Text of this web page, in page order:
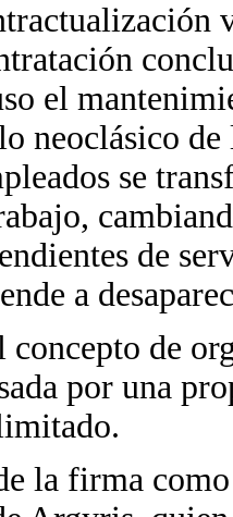
el
neoclásico
se
de
a
concepto de
por una
la firma